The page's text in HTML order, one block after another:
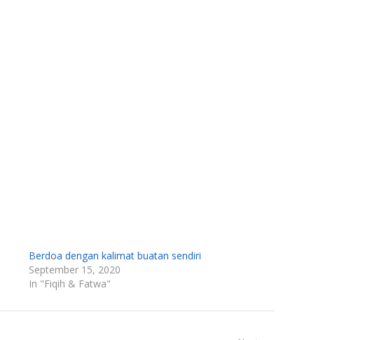
Berdoa dengan kalimat buatan sendiri
September 15, 2020
In "Fiqih & Fatwa"